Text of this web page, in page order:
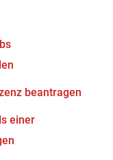
beantragen
einer